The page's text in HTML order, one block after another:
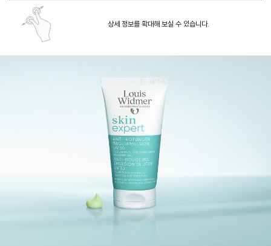
상세 정보를 확대해 보실 수 있습니다.